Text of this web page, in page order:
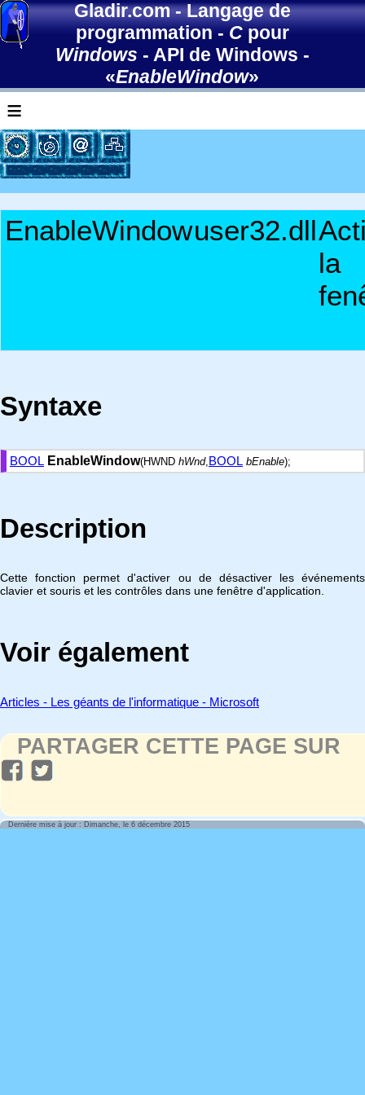
Gladir.com-Langage de
programmation-Cpour
Windows - API de Windows -
«EnableWindow»
≡
EnableWindowuser32.dll
la
Syntaxe
BOOL EnableWindow(HWND hWnd,BOOL bEnable);
Description
Cette fonction permet d'activer ou de désactiver les événements
clavier et souris et les contrôles dans une fenêtre d'application.
Voir également
Articles - Les géants de l'informatique - Microsoft
PARTAGER CETTE PAGE SUR
Dernière mise à jour : Dimanche, le 6 décembre 2015